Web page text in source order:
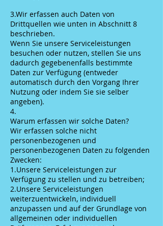
3.Wir erfassen auch Daten von
Drittquellen wie unten in Abschnitt 8
beschrieben.
Wenn Sie unsere Serviceleistungen
besuchen oder nutzen, stellen Sie uns
dadurch gegebenenfalls bestimmte
Daten zur Verfügung (entweder
automatisch durch den Vorgang Ihrer
Nutzung oder indem Sie sie selber
angeben).
4.
Warum erfassen wir solche Daten?
Wir erfassen solche nicht
personenbezogenen und
personenbezogenen Daten zu folgenden
Zwecken:
1.Unsere Serviceleistungen zur
Verfügung zu stellen und zu betreiben;
2.Unsere Serviceleistungen
weiterzuentwickeln, individuell
anzupassen und auf der Grundlage von
allgemeinen oder individuellen